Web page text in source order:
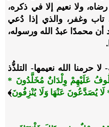
ولا نعيم إلا في ذكره،
وغفر، والذي إذا دُعي
أن محمدًا عبدُ الله ورسوله،
حرمنا الله نعيمها- التلذُّذ
عَلَيْهِمْ وِلْدَانٌ مُخَلَّدُونَ *
يُصَدَّعُونَ عَنْهَا وَلَا يُنْزِفُونَ﴾